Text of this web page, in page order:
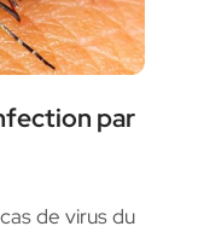
par
de virus du